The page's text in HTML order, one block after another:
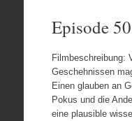
Episode
Filmbeschreibung:
Geschehnissen
Einen glauben an
Pokus und die
eine plausible